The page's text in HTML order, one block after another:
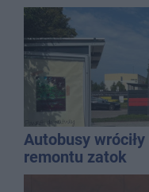
Autobusy
remontu zatok